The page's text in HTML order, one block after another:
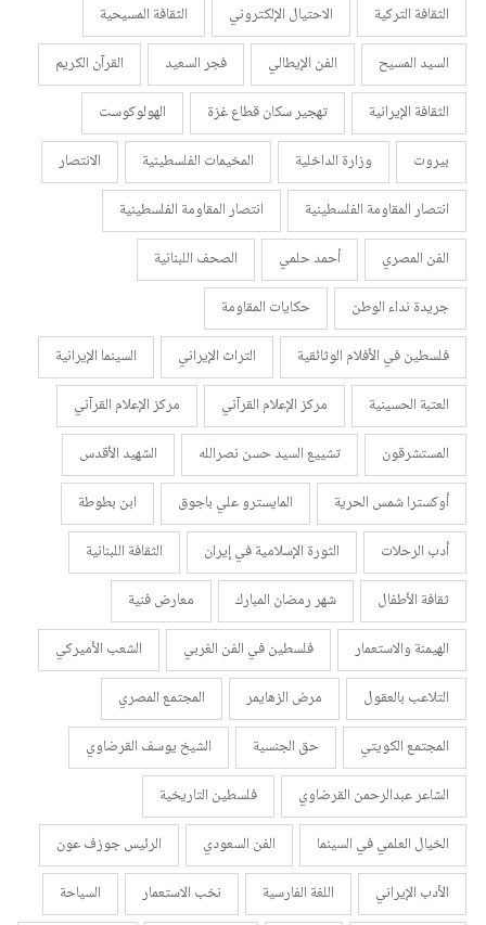
الثقافة التركية
الاحتيال الإلكتروني
الثقافة المسيحية
السيد المسيح
الفن الإيطالي فجر السعيد
القرآن الكريم
الثقافة الإيرانية
تهجير سكان قطاع غزة
الهولوكوست
بيروت
وزارة الداخلية المخيمات الفلسطينية
الانتصار
انتصار المقاومة الفلسطينية
انتصار المقاومة الفلسطينية
الفن المصري
أحمد حلمي
الصحف اللبنانية
جريدة نداء الوطن
حكايات المقاومة
فلسطين في الأفلام الوثائقية
التراث الإيراني
السينما الإيرانية
العتبة الحسينية
مركز الإعلام القرآني
مركز الإعلام القرآني
المستشرقون
تشييع السيد حسن نصرالله
الشهيد الأقدس
أوكسترا شمس الحرية
المايسترو علي باجوق
ابن بطوطة
أدب الرحلات
الثورة الإسلامية في إيران
الثقافة اللبنانية
ثقافة الأطفال
شهر رمضان المبارك
معارض فنية
الهيمنة والاستعمار
فلسطين في الفن الغربي
الشعب الأميركي
التلاعب بالعقول
مرض الزهايمر
المجتمع المصري
المجتمع الكويتي
حق الجنسية
الشيخ يوسف القرضاوي
الشاعر عبدالرحمن القرضاوي
فلسطين التاريخية
الخيال العلمي في السينما
الفن السعودي
الرئيس جوزف عون
الأدب الإيراني
اللغة الفارسية نخب الاستعمار السياحة